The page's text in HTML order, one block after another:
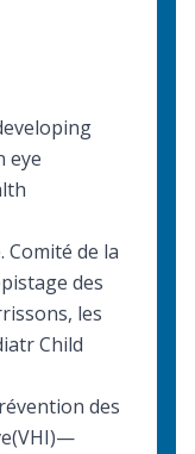
eye
Comité de la
des
les
Child
des